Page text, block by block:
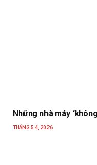
Những nhà máy
THÁNG 5 4, 2026